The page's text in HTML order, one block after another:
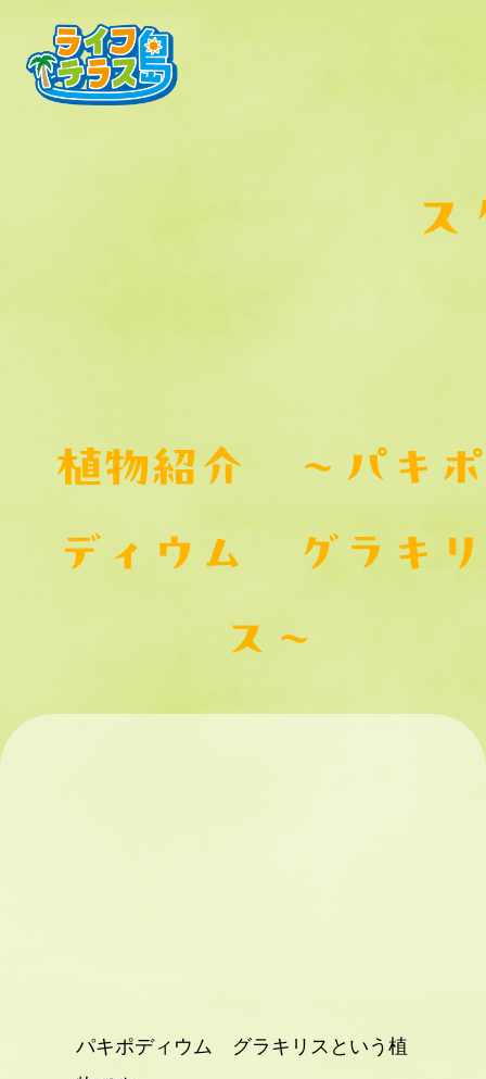
植物紹介 ～パキポ
ディウム グラキリ
ス～
パキポディウム グラキリスという植